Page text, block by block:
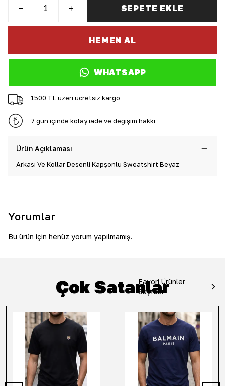
SEPETE EKLE
HEMEN AL
WHATSAPP
1500 TL üzeri ücretsiz kargo
7 gün içinde kolay iade ve değişim hakkı
Ürün Açıklaması
Arkası Ve Kollar Desenli Kapşonlu Sweatshirt Beyaz
Yorumlar
Bu ürün için henüz yorum yapılmamış.
Çok Satanlar
Favori Ürünler
Sayfası